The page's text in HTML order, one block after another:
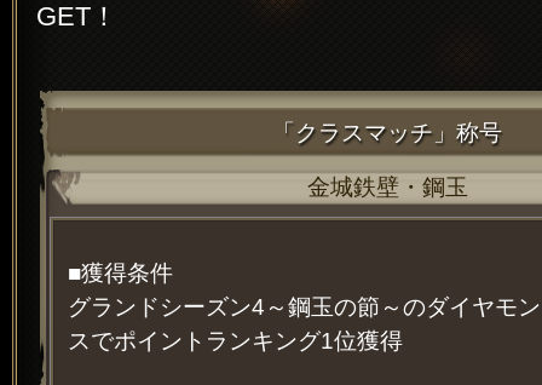
GET！
「クラスマッチ」称号
金城鉄壁・鋼玉
■獲得条件
グランドシーズン4～鋼玉の節～のダイヤモ
スでポイントランキング1位獲得